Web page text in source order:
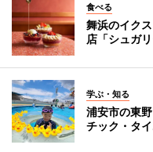
食べる
舞浜のイク
店「シュガリ
学ぶ・知る
浦安市の東
チック・タ